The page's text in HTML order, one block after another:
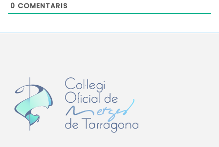
0 COMENTARIS